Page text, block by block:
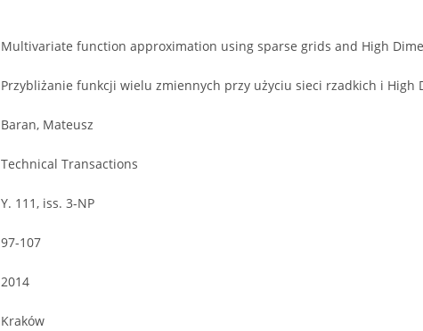
Multivariate function approximation using sparse grids and High
Przybliżanie funkcji wielu zmiennych przy użyciu sieci rzadkich i
Baran, Mateusz
Technical Transactions
Y. 111, iss. 3-NP
97-107
2014
Kraków